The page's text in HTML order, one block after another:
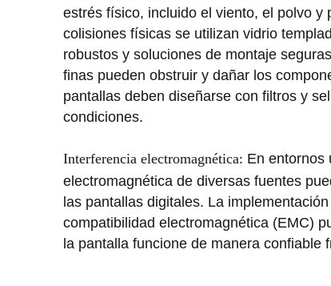
estrés físico, incluido el viento, el polvo y
colisiones físicas se utilizan vidrio
robustos y soluciones de montaje
finas pueden obstruir y dañar los
pantallas deben diseñarse con filtros y
condiciones.
Interferencia electromagnética: En entornos
electromagnética de diversas fuentes
las pantallas digitales. La
compatibilidad electromagnética (EMC)
la pantalla funcione de manera confiable